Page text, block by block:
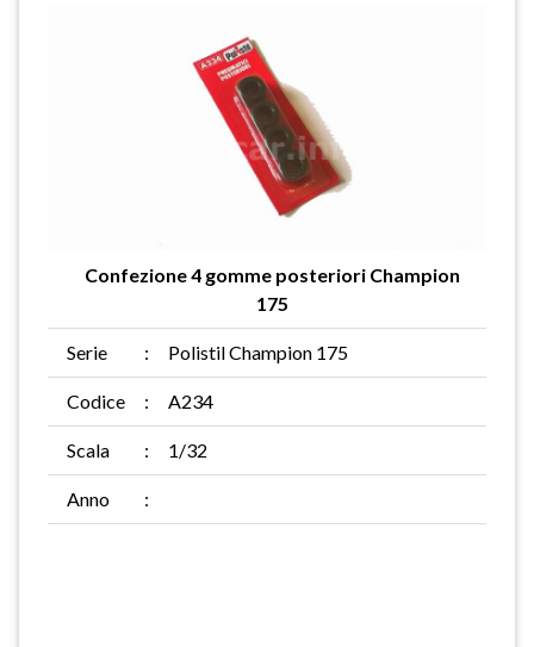
Confezione 4 gomme posteriori Champion
175
Serie : Polistil Champion 175
Codice : A234
Scala : 1/32
Anno :